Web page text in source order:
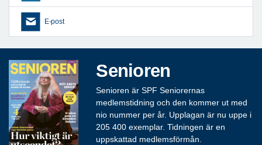
E-post
Senioren
Senioren är SPF Seniorernas
medlemstidning och den kommer ut med
nio nummer per år. Upplagan är nu uppe i
205 400 exemplar. Tidningen är en
uppskattad medlemsförmån.